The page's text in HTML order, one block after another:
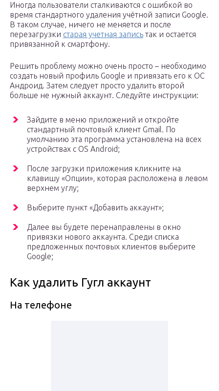
Иногда пользователи сталкиваются с ошибкой во
время стандартного удаления учётной записи Google.
В таком случае, ничего не меняется и после
перезагрузки старая учетная запись так и остается
привязанной к смартфону.
Решить проблему можно очень просто – необходимо
создать новый профиль Google и привязать его к ОС
Андроид. Затем следует просто удалить второй
больше не нужный аккаунт. Следуйте инструкции:
Зайдите в меню приложений и откройте
стандартный почтовый клиент Gmail. По
умолчанию эта программа установлена на всех
устройствах с OS Android;
После загрузки приложения кликните на
клавишу «Опции», которая расположена в левом
верхнем углу;
Выберите пункт «Добавить аккаунт»;
Далее вы будете перенаправлены в окно
привязки нового аккаунта. Среди списка
предложенных почтовых клиентов выберите
Google;
Как удалить Гугл аккаунт
На телефоне